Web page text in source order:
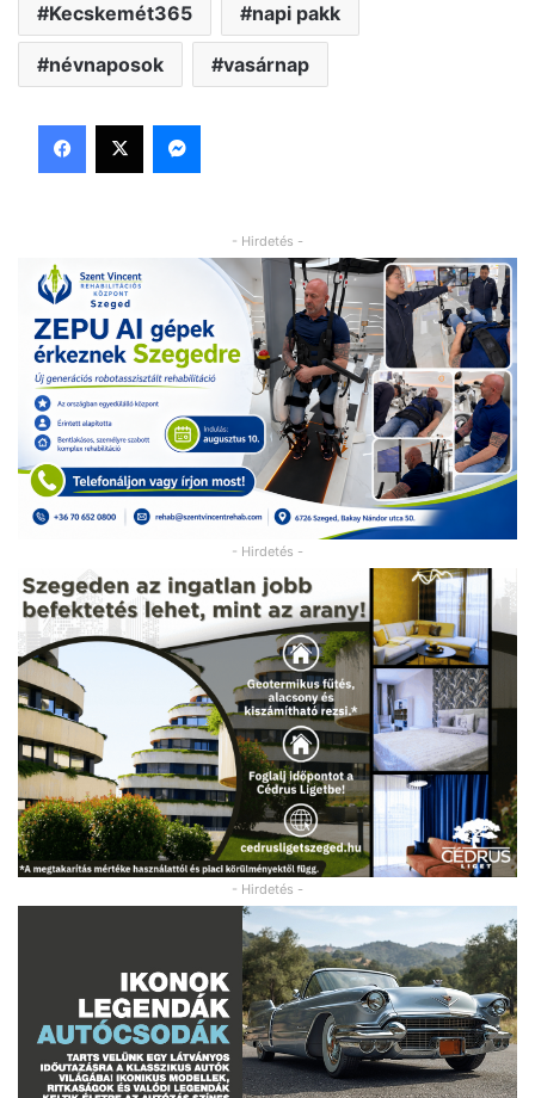
Kecskemét365 napi pakk
névnaposok vasárnap
Facebook
X Messenger
- Hirdetés -
- Hirdetés -
- Hirdetés -